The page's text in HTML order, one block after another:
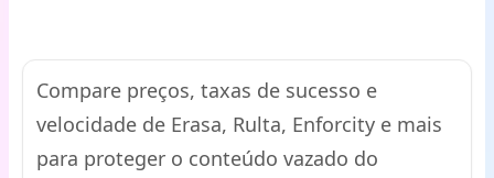
Compare preços, taxas de sucesso e
velocidade de Erasa, Rulta, Enforcity e mais
para proteger o conteúdo vazado do